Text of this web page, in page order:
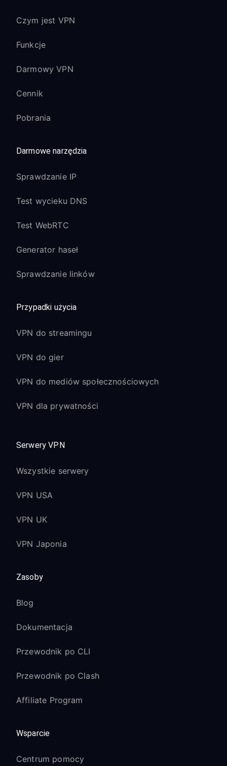
Czym jest VPN
Funkcje
Darmowy VPN
Cennik
Pobrania
Darmowe narzędzia
Sprawdzanie IP
Test wycieku DNS
Test WebRTC
Generator haseł
Sprawdzanie linków
Przypadki użycia
VPN do streamingu
VPN do gier
VPN do mediów społecznościowych
VPN dla prywatności
Serwery VPN
Wszystkie serwery
VPN USA
VPN UK
VPN Japonia
Zasoby
Blog
Dokumentacja
Przewodnik po CLI
Przewodnik po Clash
Affiliate Program
Wsparcie
Centrum pomocy